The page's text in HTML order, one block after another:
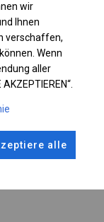
wir
Ihnen
verschaffen,
Wenn
aller
alle